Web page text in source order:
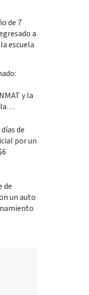
de 7
a
escuela
y la
de
por un
de
un auto